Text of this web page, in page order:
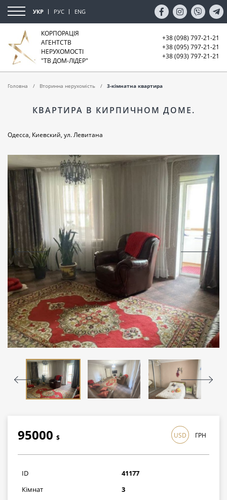
УКР РУС ENG
КОРПОРАЦІЯ
АГЕНТСТВ
НЕРУХОМОСТІ
"ТВ ДОМ-ЛІДЕР"
+38 (098) 797-21-21
+38 (095) 797-21-21
+38 (093) 797-21-21
Головна Вторинна нерухомість 3-кімнатна квартира
КВАРТИРА В КИРПИЧНОМ ДОМЕ.
Одесса, Киевский, ул. Левитана
95000 $
2755000грн
USD ГРН
ID
41177
Кімнат
3